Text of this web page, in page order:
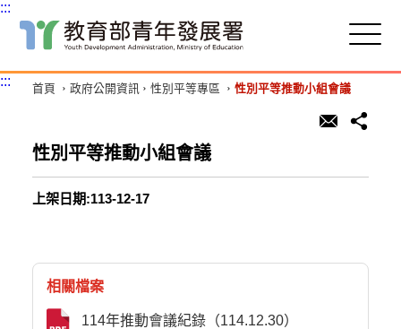
主
要
塊
:::
::: 首頁 政府公開資訊 性別平等專區 性別平等推動小組會議
性別平等推動小組會議
上架日期:113-12-17
相關檔案
114年推動會議紀錄（114.12.30）